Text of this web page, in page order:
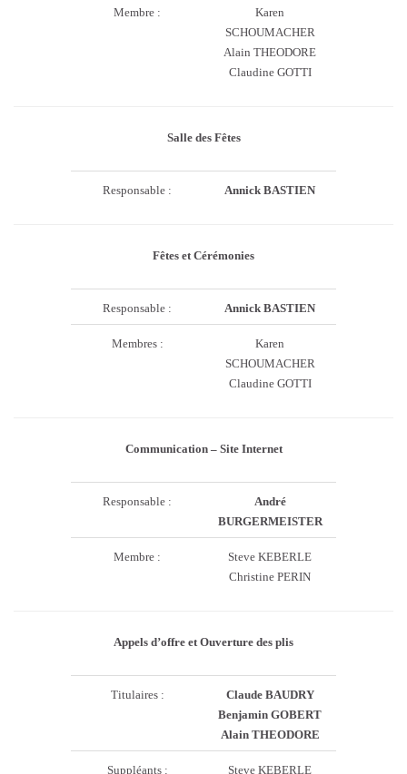
Membre :
Karen
SCHOUMACHER
Alain THEODORE
Claudine GOTTI
Salle des Fêtes
Responsable : Annick BASTIEN
Fêtes et Cérémonies
Responsable : Annick BASTIEN
Membres :
Karen
SCHOUMACHER
Claudine GOTTI
Communication – Site Internet
Responsable :
André
BURGERMEISTER
Membre :
Steve KEBERLE
Christine PERIN
Appels d’offre et Ouverture des plis
Titulaires :
Claude BAUDRY
Benjamin GOBERT
Alain THEODORE
Suppléants : Steve KEBERLE